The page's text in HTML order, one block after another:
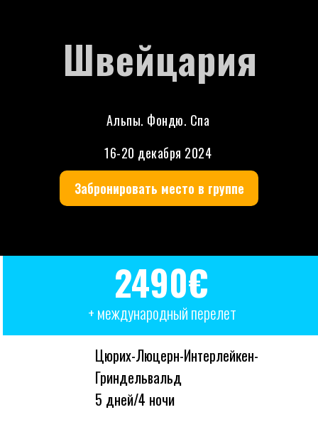
Швейцария
Альпы. Фондю. Спа
16-20 декабря 2024
Забронировать место в группе
2490€
Цюрих-Люцерн-Интерлейкен-
Гриндельвальд
5 дней/4 ночи
+ международный перелет